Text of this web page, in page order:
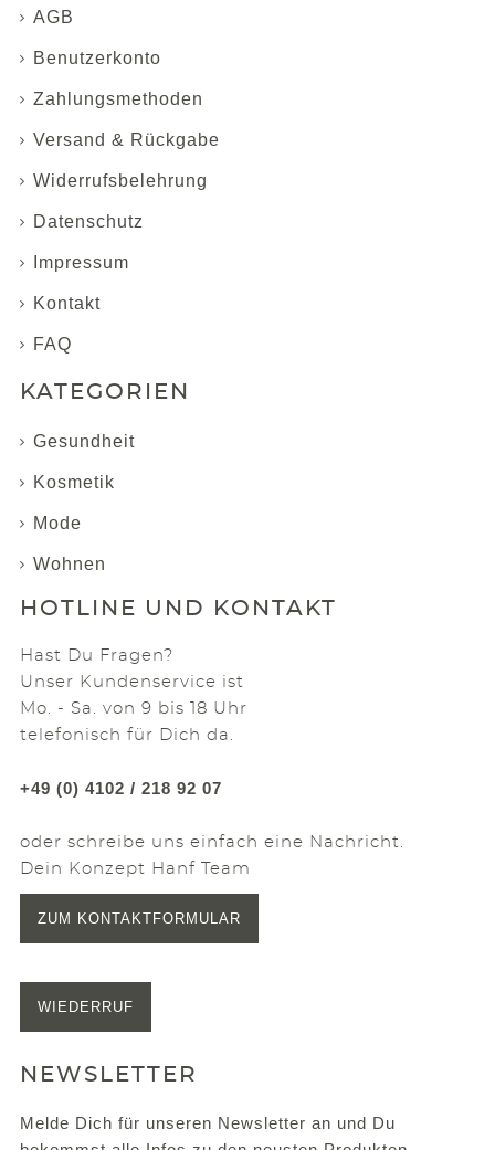
AGB
Benutzerkonto
Zahlungsmethoden
Versand & Rückgabe
Widerrufsbelehrung
Datenschutz
Impressum
Kontakt
FAQ
KATEGORIEN
Gesundheit
Kosmetik
Mode
Wohnen
HOTLINE UND KONTAKT
Hast Du Fragen?
Unser Kundenservice ist
Mo. - Sa. von 9 bis 18 Uhr
telefonisch für Dich da.
+49 (0) 4102 / 218 92 07
oder schreibe uns einfach eine Nachricht.
Dein Konzept Hanf Team
ZUM KONTAKTFORMULAR
WIEDERRUF
NEWSLETTER
Melde Dich für unseren Newsletter an und Du